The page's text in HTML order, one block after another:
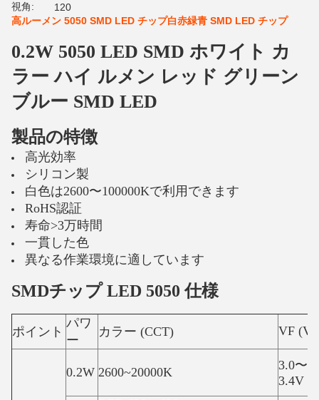
視角:
120
高ルーメン 5050 SMD LED チップ白赤緑青 SMD LED チップ
0.2W 5050 LED SMD ホワイト カ
ラー ハイ ルメン レッド グリーン
ブルー SMD LED
製品の特徴
高光効率
シリコン製
白色は2600〜100000Kで利用できます
RoHS認証
寿命>3万時間
一貫した色
異なる作業環境に適しています
SMDチップ LED 5050 仕様
ポイント
パワ
ー
カラー (CCT) VF (V)
0.2W 2600~20000K
3.0〜
3.4V